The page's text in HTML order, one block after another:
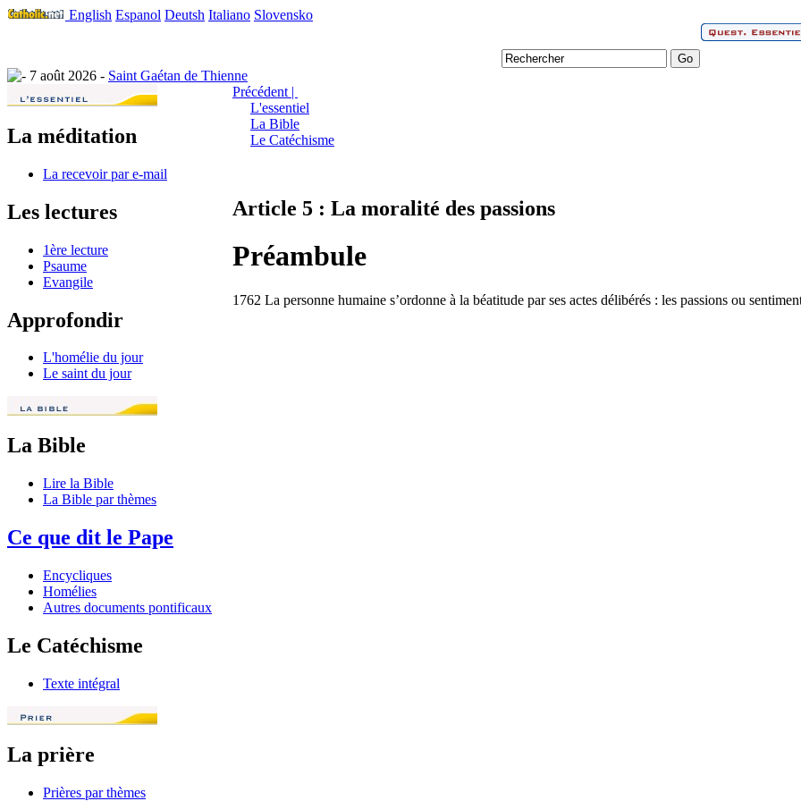
English Espanol Deutsh Italiano Slovensko
7 août 2026 - Saint Gaétan de Thienne
La méditation
La recevoir par e-mail
Les lectures
1ère lecture
Psaume
Evangile
Approfondir
L'homélie du jour
Le saint du jour
La Bible
Lire la Bible
La Bible par thèmes
Ce que dit le Pape
Encycliques
Homélies
Autres documents pontificaux
Le Catéchisme
Texte intégral
La prière
Prières par thèmes
Précédent |
L'essentiel
La Bible
Le Catéchisme
Article 5 : La moralité des passions
Préambule
1762 La personne humaine s’ordonne à la béatitude par ses actes délibérés : les passions ou